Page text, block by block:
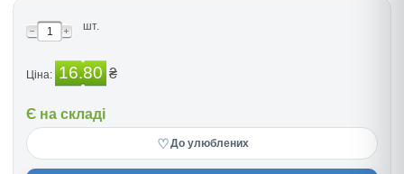
шт.
Ціна: 16.80 ₴
Є на складі
♡До улюблених